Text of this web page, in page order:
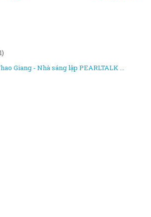
Giang - Nhà sáng lập PEARLTALK ...